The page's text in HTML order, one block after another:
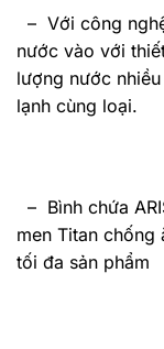
– Với công
nước vào với
lượng nước
lạnh cùng loại.
– Bình chứa
men Titan
tối đa sản phẩm